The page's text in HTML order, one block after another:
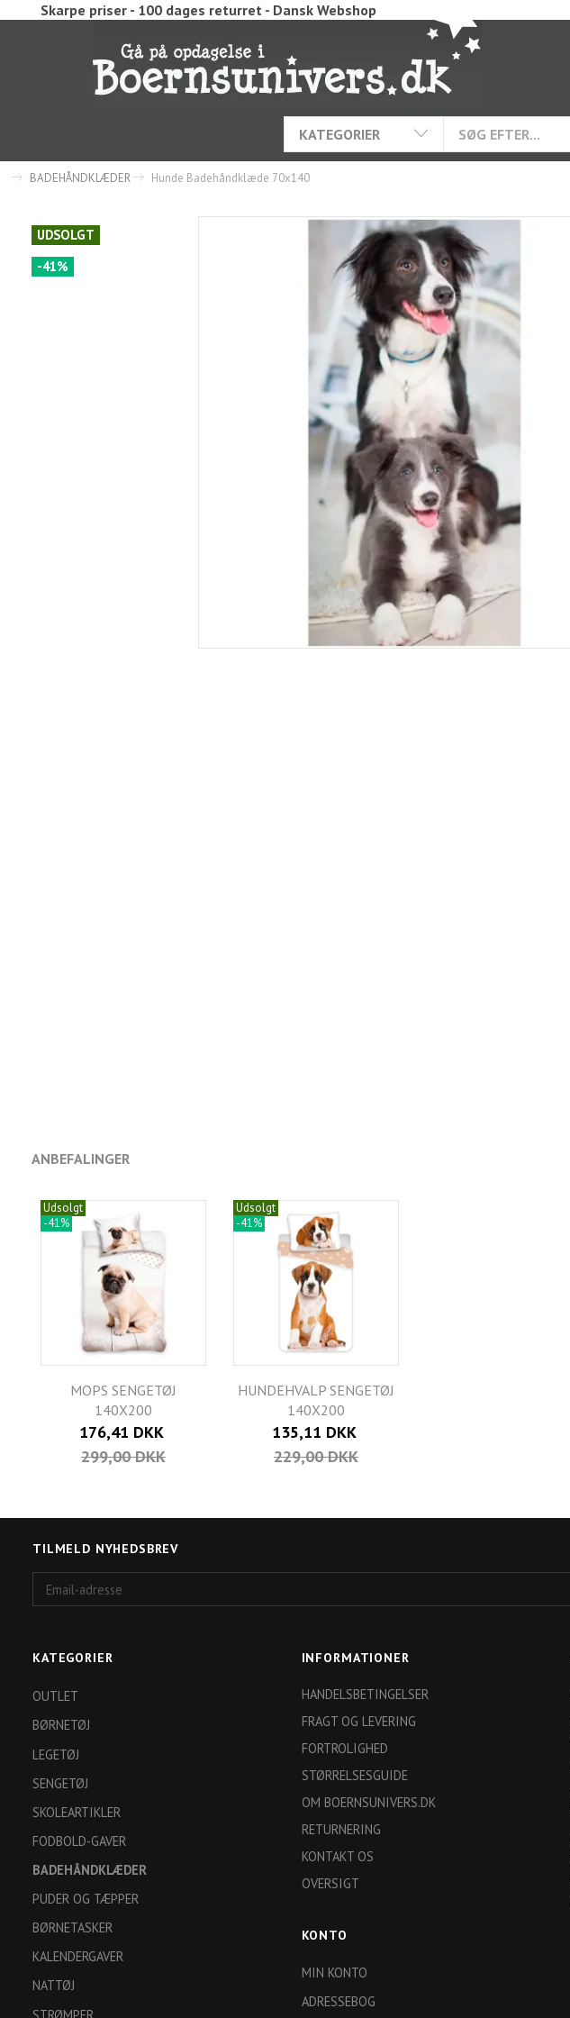
Skarpe priser - 100 dages returret - Dansk Webshop
KATEGORIER
BADEHÅNDKLÆDER Hunde Badehåndklæde 70x140
UDSOLGT
-41%
ANBEFALINGER
Udsolgt
-41%
MOPS SENGETØJ
140X200
176,41 DKK
299,00 DKK
Udsolgt
-41%
HUNDEHVALP SENGETØJ
140X200
135,11 DKK
229,00 DKK
TILMELD NYHEDSBREV
adresse
KATEGORIER
OUTLET
BØRNETØJ
LEGETØJ
SENGETØJ
SKOLEARTIKLER
FODBOLD-GAVER
BADEHÅNDKLÆDER
PUDER OG TÆPPER
BØRNETASKER
KALENDERGAVER
NATTØJ
STRØMPER
INFORMATIONER
HANDELSBETINGELSER
FRAGT OG LEVERING
FORTROLIGHED
STØRRELSESGUIDE
OM BOERNSUNIVERS.DK
RETURNERING
KONTAKT OS
OVERSIGT
KONTO
MIN KONTO
ADRESSEBOG